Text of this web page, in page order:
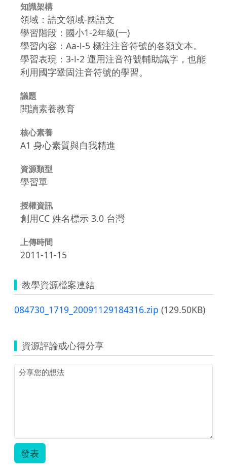
知識架構
領域：語文領域-國語文
學習階段：國小1-2年級(一)
學習內容：Aa-Ⅰ-5 標注注音符號的各類文本。
學習表現：3-Ⅰ-2 運用注音符號輔助識字，也能
利用國字鞏固注音符號的學習。
議題
閱讀素養教育
核心素養
A1 身心素質與自我精進
資源類型
學習單
授權資訊
創用CC 姓名標示 3.0 台灣
上傳時間
2011-11-15
教學資源檔案連結
084730_1719_20091129184316.zip (129.50KB)
資源評論或心得分享
發表